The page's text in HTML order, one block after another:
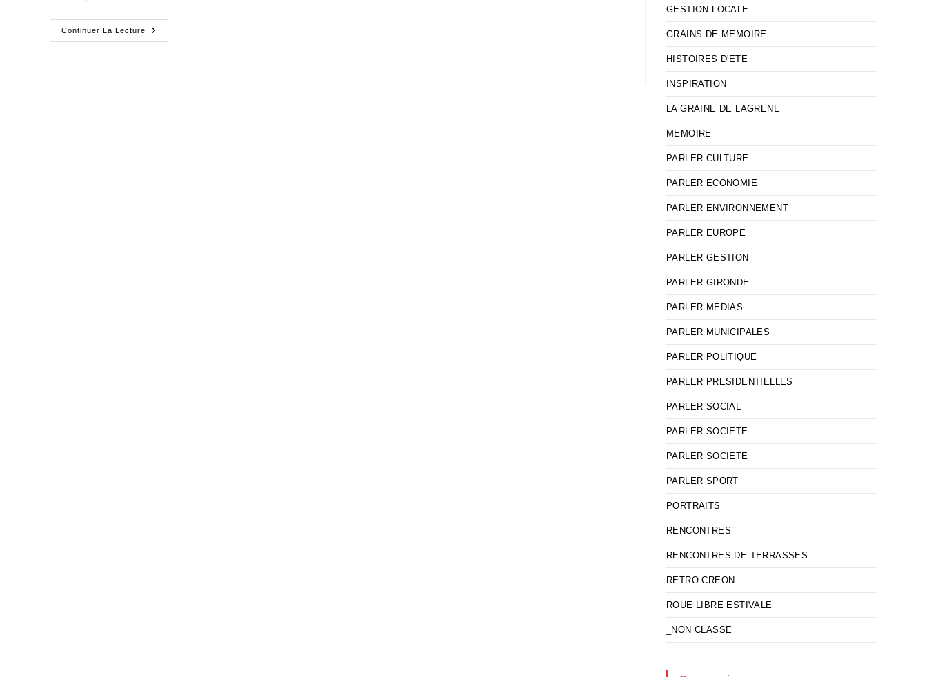
Continuer La Lecture
Chat
:
GESTION LOCALE
GRAINS DE MEMOIRE
HISTOIRES D'ETE
INSPIRATION
LA GRAINE DE LAGRENE
MEMOIRE
PARLER CULTURE
PARLER ECONOMIE
PARLER ENVIRONNEMENT
PARLER EUROPE
PARLER GESTION
PARLER GIRONDE
PARLER MEDIAS
PARLER MUNICIPALES
PARLER POLITIQUE
PARLER PRESIDENTIELLES
PARLER SOCIAL
PARLER SOCIETE
PARLER SOCIETE
PARLER SPORT
PORTRAITS
RENCONTRES
RENCONTRES DE TERRASSES
RETRO CREON
ROUE LIBRE ESTIVALE
_NON CLASSE